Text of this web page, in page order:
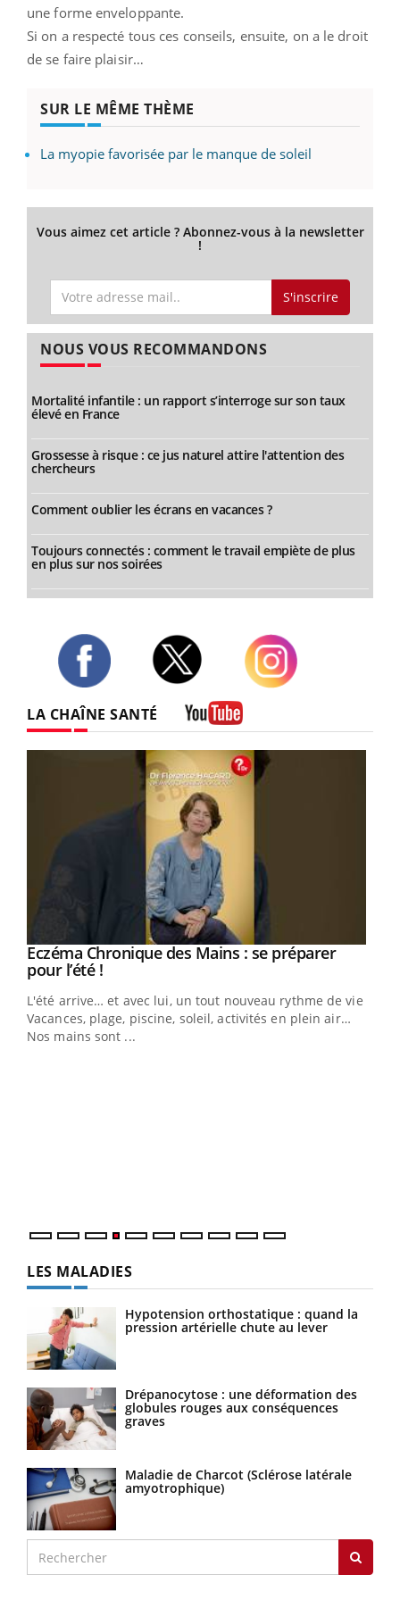
une forme enveloppante.
Si on a respecté tous ces conseils, ensuite, on a le droit
de se faire plaisir…
SUR LE MÊME THÈME
La myopie favorisée par le manque de soleil
Vous aimez cet article ? Abonnez-vous à la newsletter
!
S'inscrire
NOUS VOUS RECOMMANDONS
Mortalité infantile : un rapport s’interroge sur son taux
élevé en France
Grossesse à risque : ce jus naturel attire l'attention des
chercheurs
Comment oublier les écrans en vacances ?
Toujours connectés : comment le travail empiète de plus
en plus sur nos soirées
LA CHAÎNE SANTÉ
Youtube
Eczéma Chronique des Mains : se préparer
pour l’été !Youtube
L'été arrive… et avec lui, un tout nouveau rythme de vie !
Vacances, plage, piscine, soleil, activités en plein air…
Nos mains sont ...
LES MALADIES
Hypotension orthostatique : quand la
pression artérielle chute au lever
Drépanocytose : une déformation des
globules rouges aux conséquences
graves
Maladie de Charcot (Sclérose latérale
amyotrophique)